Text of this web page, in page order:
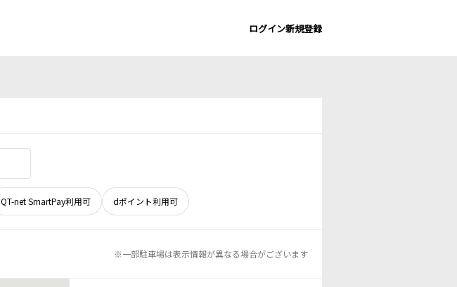
ログイン新規登録
QT-net SmartPay利用可 dポイント利用可
※一部駐車場は表示情報が異なる場合がございます